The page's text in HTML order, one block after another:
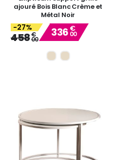
ajouré Bois Blanc Crème et
Métal Noir
-27%
458€
00
Special
Price
336 €
00